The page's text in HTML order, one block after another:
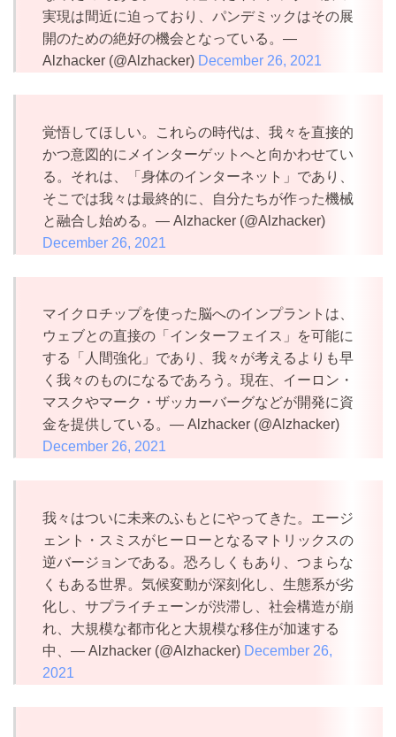
実現は間近に迫っており、パンデミックはその展
開のための絶好の機会となっている。—
Alzhacker (@Alzhacker) December 26, 2021
覚悟してほしい。これらの時代は、我々を直接的
かつ意図的にメインターゲットへと向かわせてい
る。それは、「身体のインターネット」であり、
そこでは我々は最終的に、自分たちが作った機械
と融合し始める。— Alzhacker (@Alzhacker)
December 26, 2021
マイクロチップを使った脳へのインプラントは、
ウェブとの直接の「インターフェイス」を可能に
する「人間強化」であり、我々が考えるよりも早
く我々のものになるであろう。現在、イーロン・
マスクやマーク・ザッカーバーグなどが開発に資
金を提供している。— Alzhacker (@Alzhacker)
December 26, 2021
我々はついに未来のふもとにやってきた。エージ
ェント・スミスがヒーローとなるマトリックスの
逆バージョンである。恐ろしくもあり、つまらな
くもある世界。気候変動が深刻化し、生態系が劣
化し、サプライチェーンが渋滞し、社会構造が崩
れ、大規模な都市化と大規模な移住が加速する
中、— Alzhacker (@Alzhacker) December 26,
2021